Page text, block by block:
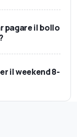
pagare il bollo
il weekend 8-